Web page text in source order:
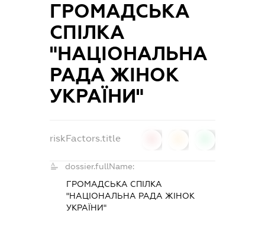
ГРОМАДСЬКА
СПІЛКА
"НАЦІОНАЛЬНА
РАДА ЖІНОК
УКРАЇНИ"
riskFactors.title
dossier.fullName:
ГРОМАДСЬКА СПІЛКА
"НАЦІОНАЛЬНА РАДА ЖІНОК
УКРАЇНИ"